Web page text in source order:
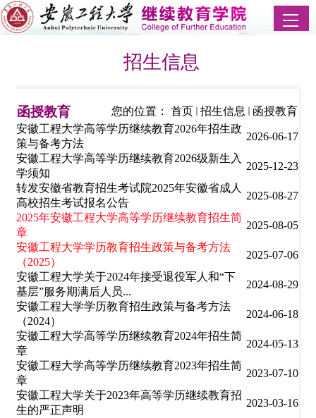
招生信息
函授教育 您的位置： 首页 招生信息
函授教育
安徽工程大学高等学历继续教育2026年招生政
策与备考方法
2026-06-17
安徽工程大学高等学历继续教育2026级新生入
学须知
2025-12-23
转发安徽省教育招生考试院2025年安徽省成人
高校招生考试报名公告
2025-08-27
2025年安徽工程大学高等学历继续教育招生简
章
2025-08-05
安徽工程大学学历教育招生政策与备考方法
（2025）
2025-07-06
安徽工程大学关于2024年接受退役军人和“下
基层”服务期满后人员...
2024-08-29
安徽工程大学学历教育招生政策与备考方法
（2024）
2024-06-18
安徽工程大学高等学历继续教育2024年招生简
章
2024-05-13
安徽工程大学高等学历继续教育2023年招生简
章
2023-07-10
安徽工程大学关于2023年高等学历继续教育招
生的严正声明
2023-03-16